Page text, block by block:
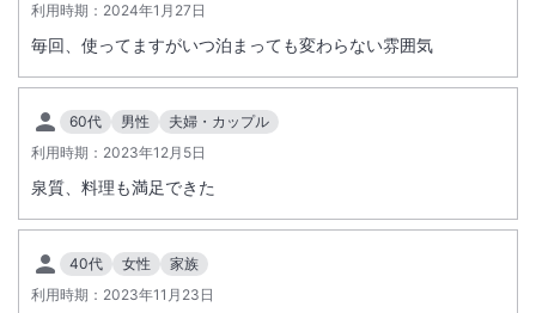
利用時期： 2024年1月27日
毎回、使ってますがいつ泊まっても変わらない雰囲気
60代 男性
夫婦・カップル
利用時期： 2023年12月5日
泉質、料理も満足できた
40代 女性
家族
利用時期： 2023年11月23日